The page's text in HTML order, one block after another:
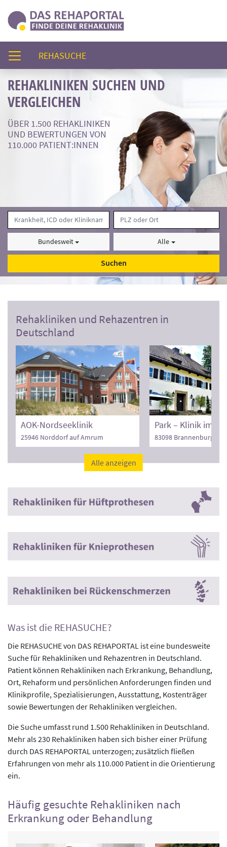
REHASUCHE(AKTUELL)
REHAKLINIKEN SUCHEN UND
VERGLEICHEN
ÜBER 1.500 REHAKLINIKEN
UND BEWERTUNGEN VON
110.000 PATIENT:INNEN
Bundesweit Alle
Suchen
Rehakliniken und Rehazentren in
Deutschland
AOK-Nordseeklinik
25946 Norddorf auf Amrum 83098 Brannenburg
Alle anzeigen
Was ist die REHASUCHE?
Die REHASUCHE von DAS REHAPORTAL ist eine bundesweite
Suche für Rehakliniken und Rehazentren in Deutschland.
Patient können Rehakliniken nach Erkrankung, Behandlung,
Ort, Rehaform und persönlichen Anforderungen finden und
Klinikprofile, Spezialisierungen, Ausstattung, Kostenträger
sowie Bewertungen der Rehakliniken vergleichen.
Die Suche umfasst rund 1.500 Rehakliniken in Deutschland.
Mehr als 230 Rehakliniken haben sich bisher einer Prüfung
durch DAS REHAPORTAL unterzogen; zusätzlich fließen
Erfahrungen von mehr als 110.000 Patient in die Orientierung
ein.
Häufig gesuchte Rehakliniken nach
Erkrankung oder Behandlung